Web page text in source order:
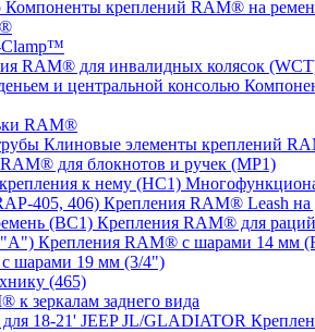
Компоненты креплений RAM® на
RAM® для инвалидных колясок
RAM®
Клиновые элементы креплений
для блокнотов и ручек (MP1)
Крепления RAM® Leash на
Крепления RAM® для
Крепления RAM® с шарами 14 мм
шарами 19 мм (3/4")
(465)
к зеркалам заднего вида